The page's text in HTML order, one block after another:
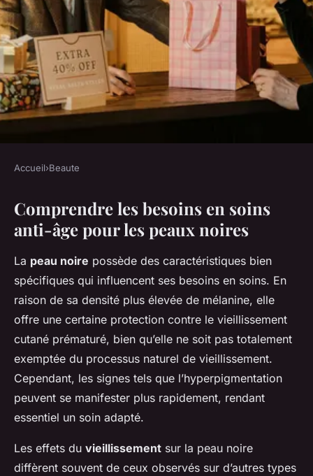
Soins Anti-Âge Spécifiques
pour Peaux Noires :
Rajeunissement et Éclat
Assurés
Côme 10 mars 2025 5 min de lecture
Accueil›Beaute
Comprendre les besoins en soins
anti-âge pour les peaux noires
La peau noire possède des caractéristiques bien
spécifiques qui influencent ses besoins en soins. En
raison de sa densité plus élevée de mélanine, elle
offre une certaine protection contre le vieillissement
cutané prématuré, bien qu’elle ne soit pas totalement
exemptée du processus naturel de vieillissement.
Cependant, les signes tels que l’hyperpigmentation
peuvent se manifester plus rapidement, rendant
essentiel un soin adapté.
Les effets du vieillissement sur la peau noire
diffèrent souvent de ceux observés sur d’autres types